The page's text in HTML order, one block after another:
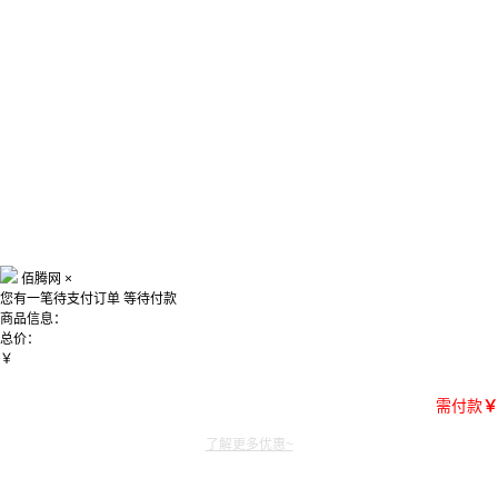
佰腾网 ×
您有一笔待支付订单 等待付款
商品信息：
总价：
￥
需付款￥
了解更多优惠~